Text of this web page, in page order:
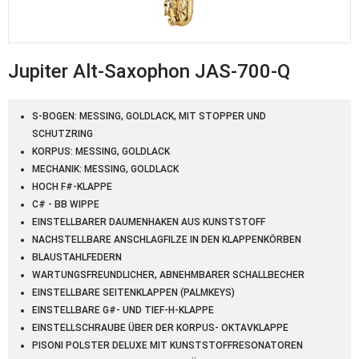
Jupiter Alt-Saxophon JAS-700-Q
S-BOGEN: MESSING, GOLDLACK, MIT STOPPER UND
SCHUTZRING
KORPUS: MESSING, GOLDLACK
MECHANIK: MESSING, GOLDLACK
HOCH F#-KLAPPE
C# - BB WIPPE
EINSTELLBARER DAUMENHAKEN AUS KUNSTSTOFF
NACHSTELLBARE ANSCHLAGFILZE IN DEN KLAPPENKÖRBEN
BLAUSTAHLFEDERN
WARTUNGSFREUNDLICHER, ABNEHMBARER SCHALLBECHER
EINSTELLBARE SEITENKLAPPEN (PALMKEYS)
EINSTELLBARE G#- UND TIEF-H-KLAPPE
EINSTELLSCHRAUBE ÜBER DER KORPUS- OKTAVKLAPPE
PISONI POLSTER DELUXE MIT KUNSTSTOFFRESONATOREN